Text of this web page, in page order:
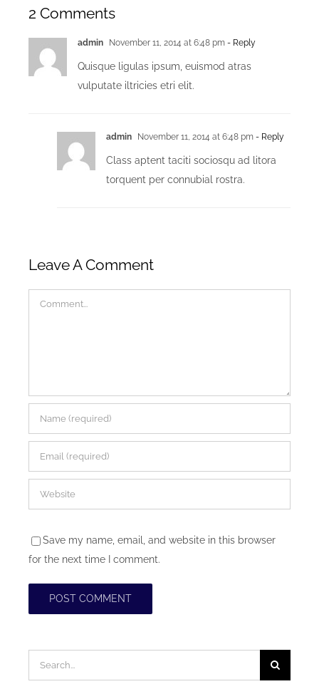
2 Comments
admin November 11, 2014 at 6:48 pm- Reply
Quisque ligulas ipsum, euismod atras
vulputate iltricies etri elit.
admin November 11, 2014 at 6:48 pm- Reply
Class aptent taciti sociosqu ad litora
torquent per connubial rostra.
Leave A Comment
Save my name, email, and website in this browser
for the next time I comment.
for: